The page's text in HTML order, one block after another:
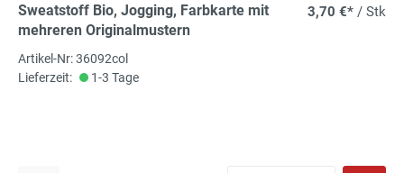
Sweatstoff Bio, Jogging, Farbkarte mit
mehreren Originalmustern
3,70 €* / Stk
Artikel-Nr: 36092col
Lieferzeit:
1-3 Tage